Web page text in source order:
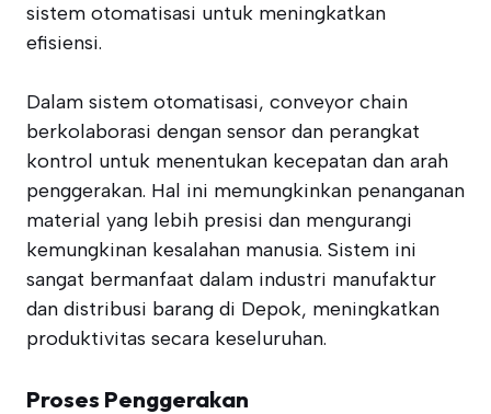
sistem otomatisasi untuk meningkatkan
efisiensi.
Dalam sistem otomatisasi, conveyor chain
berkolaborasi dengan sensor dan perangkat
kontrol untuk menentukan kecepatan dan arah
penggerakan. Hal ini memungkinkan penanganan
material yang lebih presisi dan mengurangi
kemungkinan kesalahan manusia. Sistem ini
sangat bermanfaat dalam industri manufaktur
dan distribusi barang di Depok, meningkatkan
produktivitas secara keseluruhan.
Proses Penggerakan